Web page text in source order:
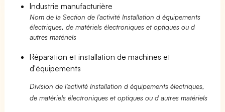
Industrie manufacturière
Nom de la Section de l'activité Installation d équipements
électriques, de matériels électroniques et optiques ou d
autres matériels
Réparation et installation de machines et
d'équipements
Division de l'activité Installation d équipements électriques,
de matériels électroniques et optiques ou d autres matériels